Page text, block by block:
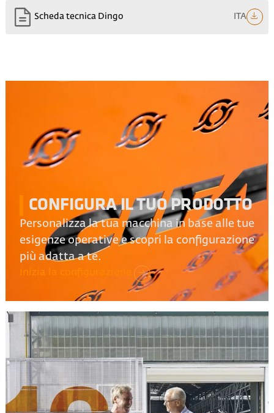
Scheda tecnica Dingo ITA
CONFIGURA IL TUO PRODOTTO
Personalizza la tua macchina in base alle tue
esigenze operative e scopri la configurazione
più adatta a te.
Inizia la configurazione